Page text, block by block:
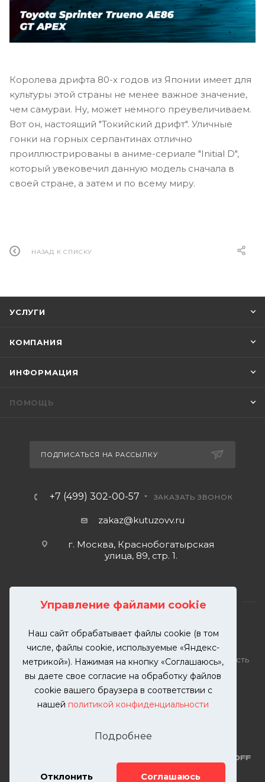
Управление файлами cookie
Наш сайт обрабатывает файлы cookie (в том
числе, файлы cookie, используемые «Яндекс-
метрикой»). Нажимая на кнопку «Соглашаюсь»,
вы даете свое согласие на обработку файлов
cookie вашего браузера в соответствии с
нашей политикой конфиденциальности
Подробнее
Отклонить Соглашаюсь
Королева дрифта 80-х годов из Японии имеет для
культуры этой страны не менее важное значение,
чем самураи. Ну, может немного преувеличиваем.
Вот он, настоящий "Токийский дрифт". Уличные
гонки на горных серпантинах отлично
проиллюстрированы в аниме-сериале "Initial D",
который увековечил данную модель сначала в
своей стране, а затем и по всему миру.
НАЗАД К СПИСКУ
УСЛУГИ
КОМПАНИЯ
ИНФОРМАЦИЯ
ПОМОЩЬ
ПОДПИСАТЬСЯ НА РАССЫЛКУ
+7 (499) 302-00-57 ЗАКАЗАТЬ ЗВОНОК
zakaz@kutuzovv.ru
г. Москва, Краснобогатырская
улица, 89, стр. 1.
2026 © KUTUZOVV | Кузовной ремонт и покраска
автомобилей. Вся информация на сайте – собственность
ООО "КУТУЗОВВ"
Публикация информации с сайта KUTUZOVV.RU без
Почта: zakaz@kutuzovv.ru